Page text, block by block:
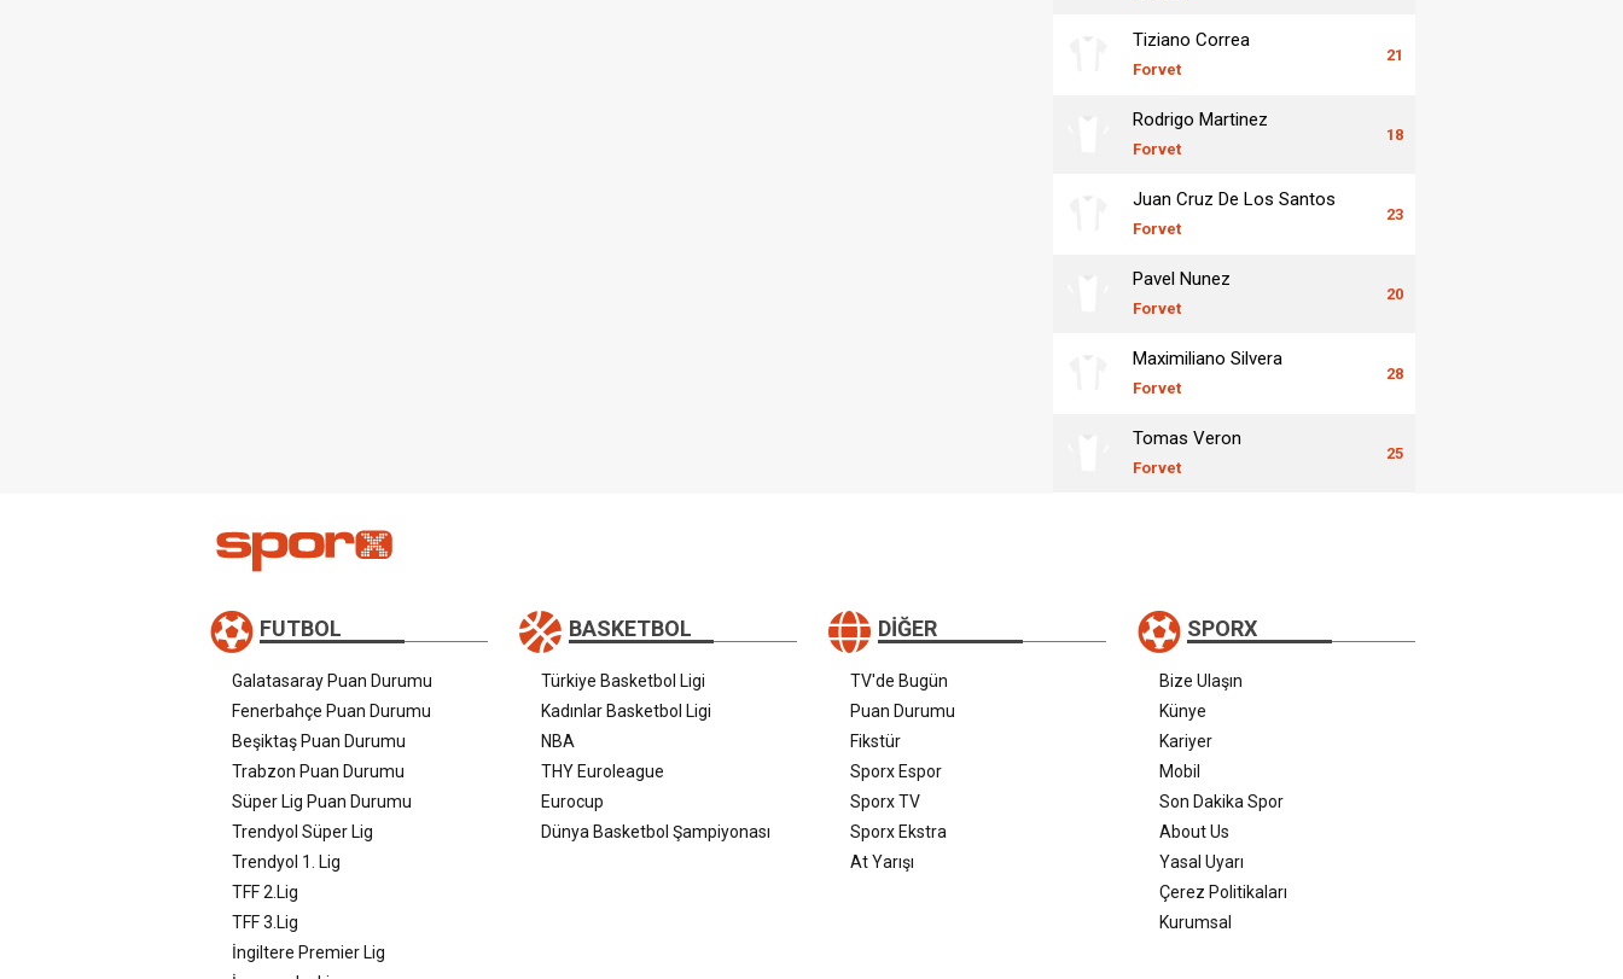
Tiziano Correa
Forvet
21
Rodrigo Martinez
Forvet
18
Juan Cruz De Los Santos
Forvet
23
Pavel Nunez
Forvet
20
Maximiliano Silvera
Forvet
28
Tomas Veron
Forvet
25
FUTBOL
Galatasaray Puan Durumu
Fenerbahçe Puan Durumu
Beşiktaş Puan Durumu
Trabzon Puan Durumu
Süper Lig Puan Durumu
Trendyol Süper Lig
Trendyol 1. Lig
TFF 2.Lig
TFF 3.Lig
İngiltere Premier Lig
BASKETBOL
Türkiye Basketbol Ligi
Kadınlar Basketbol Ligi
NBA
THY Euroleague
Eurocup
Dünya Basketbol Şampiyonası
DIĞER
TV'de Bugün
Puan Durumu
Fikstür
Sporx Espor
Sporx TV
Sporx Ekstra
At Yarışı
SPORX
Bize Ulaşın
Künye
Kariyer
Mobil
Son Dakika Spor
About Us
Yasal Uyarı
Çerez Politikaları
Kurumsal